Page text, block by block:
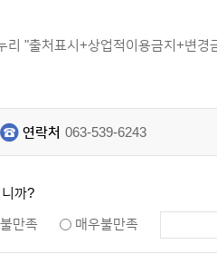
리 "출처표시+상업적이용금지+변경
연락처 063-539-6243
까?
불만족 매우불만족